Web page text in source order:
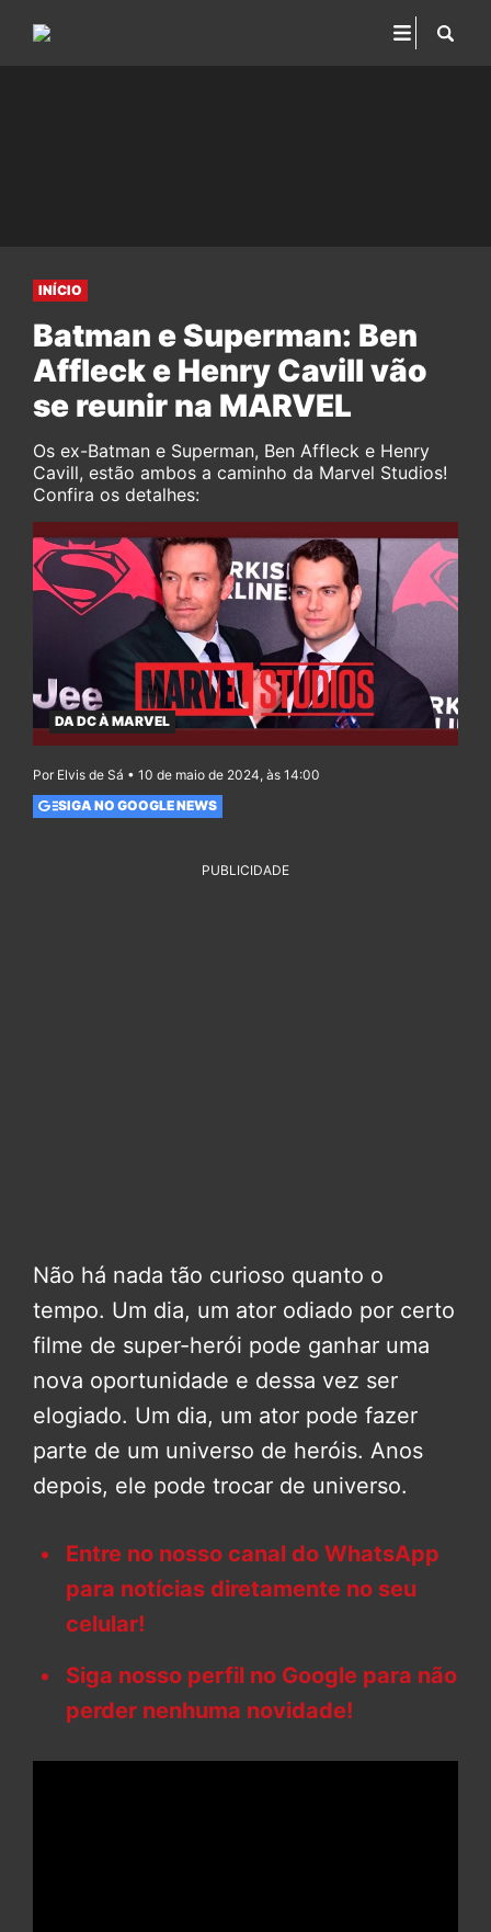
INÍCIO
Batman e Superman: Ben
Affleck e Henry Cavill vão
se reunir na MARVEL
Os ex-Batman e Superman, Ben Affleck e Henry
Cavill, estão ambos a caminho da Marvel Studios!
Confira os detalhes:
DA DC À MARVEL
Por Elvis de Sá • 10 de maio de 2024, às 14:00
SIGA NO GOOGLE NEWS
PUBLICIDADE
Não há nada tão curioso quanto o
tempo. Um dia, um ator odiado por certo
filme de super-herói pode ganhar uma
nova oportunidade e dessa vez ser
elogiado. Um dia, um ator pode fazer
parte de um universo de heróis. Anos
depois, ele pode trocar de universo.
Entre no nosso canal do WhatsApp
para notícias diretamente no seu
celular!
Siga nosso perfil no Google para não
perder nenhuma novidade!